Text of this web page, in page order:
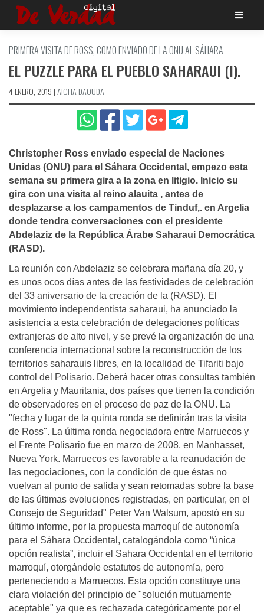
Saltar
PRIMERA VISITA DE ROSS, COMO ENVIADO DE LA ONU AL SÁHARA
EL PUZZLE PARA EL PUEBLO SAHARAUI (I).
4 ENERO, 2019 |AICHA DAOUDA
Christopher Ross enviado especial de Naciones
Unidas (ONU) para el Sáhara Occidental, empezo esta
semana su primera gira a la zona en litigio. Inicio su
gira con una visita al reino alauita , antes de
desplazarse a los campamentos de Tinduf,. en Argelia
donde tendra conversaciones con el presidente
Abdelaziz de la República Árabe Saharaui Democrática
(RASD).
La reunión con Abdelaziz se celebrara mañana día 20, y
es unos ocos días antes de las festividades de celebración
del 33 aniversario de la creación de la (RASD). El
movimiento independentista saharaui, ha anunciado la
asistencia a esta celebración de delegaciones políticas
extranjeras de alto nivel, y se prevé la organización de una
conferencia internacional sobre la reconstrucción de los
territorios saharauis libres, en la localidad de Tifariti bajo
control del Polisario. Deberá hacer otras consultas también
en Argelia y Mauritania, dos países que tienen la condición
de observadores en el proceso de paz de la ONU. La
"fecha y lugar de la quinta ronda se definirán tras la visita
de Ross". La última ronda negociadora entre Marruecos y
el Frente Polisario fue en marzo de 2008, en Manhasset,
Nueva York. Marruecos es favorable a la reanudación de
las negociaciones, con la condición de que éstas no
vuelvan al punto de salida y sean retomadas sobre la base
de las últimas evoluciones registradas, en particular, en el
Consejo de Seguridad" Peter Van Walsum, apostó en su
último informe, por la propuesta marroquí de autonomía
para el Sáhara Occidental, catalogándola como “única
opción realista”, incluir el Sahara Occidental en el territorio
marroquí, otorgándole estatutos de autonomía, pero
perteneciendo a Marruecos. Esta opción constituye una
clara violación del principio de "solución mutuamente
aceptable" ya que es rechazada categóricamente por el